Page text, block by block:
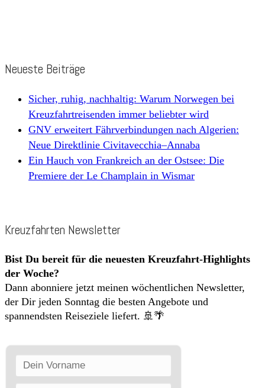
Neueste Beiträge
Sicher, ruhig, nachhaltig: Warum Norwegen bei
Kreuzfahrtreisenden immer beliebter wird
GNV erweitert Fährverbindungen nach Algerien:
Neue Direktlinie Civitavecchia–Annaba
Ein Hauch von Frankreich an der Ostsee: Die
Premiere der Le Champlain in Wismar
Kreuzfahrten Newsletter
Bist Du bereit für die neuesten Kreuzfahrt-Highlights
der Woche?
Dann abonniere jetzt meinen wöchentlichen Newsletter,
der Dir jeden Sonntag die besten Angebote und
spannendsten Reiseziele liefert. 🚢🌴